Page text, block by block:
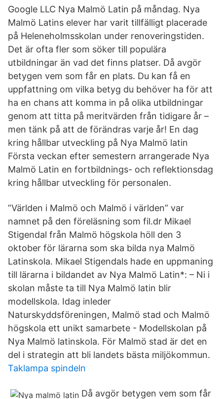
Google LLC Nya Malmö Latin på måndag. Nya
Malmö Latins elever har varit tillfälligt placerade
på Heleneholmsskolan under renoveringstiden.
Det är ofta fler som söker till populära
utbildningar än vad det finns platser. Då avgör
betygen vem som får en plats. Du kan få en
uppfattning om vilka betyg du behöver ha för att
ha en chans att komma in på olika utbildningar
genom att titta på meritvärden från tidigare år –
men tänk på att de förändras varje år! En dag
kring hållbar utveckling på Nya Malmö latin
Första veckan efter semestern arrangerade Nya
Malmö Latin en fortbildnings- och reflektionsdag
kring hållbar utveckling för personalen.
”Världen i Malmö och Malmö i världen” var
namnet på den föreläsning som fil.dr Mikael
Stigendal från Malmö högskola höll den 3
oktober för lärarna som ska bilda nya Malmö
Latinskola. Mikael Stigendals hade en uppmaning
till lärarna i bildandet av Nya Malmö Latin*: – Ni i
skolan måste ta till Nya Malmö latin blir
modellskola. Idag inleder
Naturskyddsföreningen, Malmö stad och Malmö
högskola ett unikt samarbete - Modellskolan på
Nya Malmö latinskola. För Malmö stad är det en
del i strategin att bli landets bästa miljökommun.
Taklampa spindeln
Då avgör betygen vem som får